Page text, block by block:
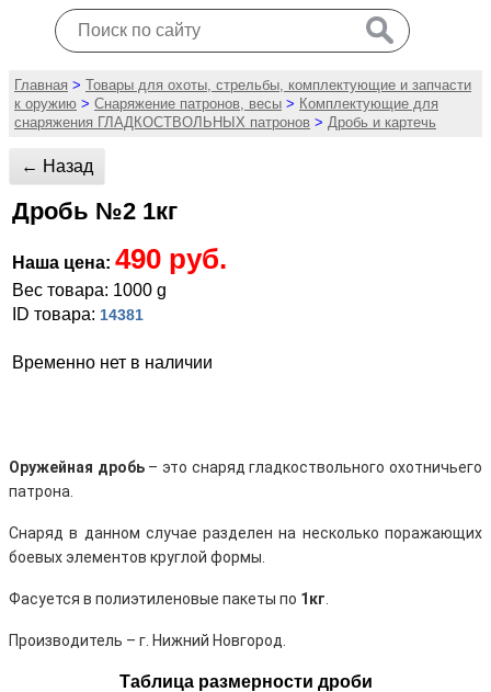
Главная > Товары для охоты, стрельбы, комплектующие и запчасти
к оружию > Снаряжение патронов, весы > Комплектующие для
снаряжения ГЛАДКОСТВОЛЬНЫХ патронов > Дробь и картечь
← Назад
Дробь №2 1кг
Наша цена: 490 руб.
Вес товара: 1000 g
ID товара: 14381
Временно нет в наличии
Оружейная дробь– это снаряд гладкоствольного охотничьего
патрона.
Снаряд в данном случае разделен на несколько поражающих
боевых элементов круглой формы.
Фасуется в полиэтиленовые пакеты по 1кг
Производитель – г. Нижний Новгород.
Таблица размерности дроби